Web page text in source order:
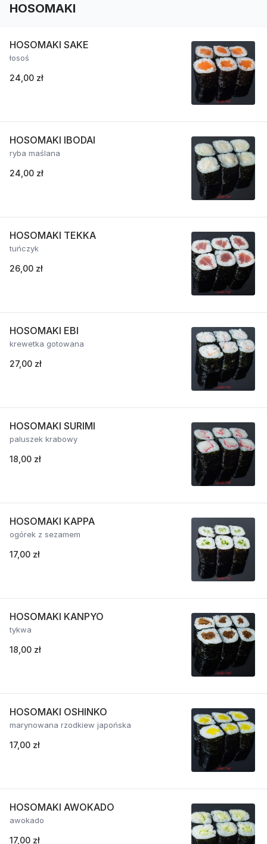
HOSOMAKI
HOSOMAKI SAKE
łosoś
24,00 zł
HOSOMAKI IBODAI
ryba maślana
24,00 zł
HOSOMAKI TEKKA
tuńczyk
26,00 zł
HOSOMAKI EBI
krewetka gotowana
27,00 zł
HOSOMAKI SURIMI
paluszek krabowy
18,00 zł
HOSOMAKI KAPPA
ogórek z sezamem
17,00 zł
HOSOMAKI KANPYO
tykwa
18,00 zł
HOSOMAKI OSHINKO
marynowana rzodkiew japońska
17,00 zł
HOSOMAKI AWOKADO
awokado
17,00 zł